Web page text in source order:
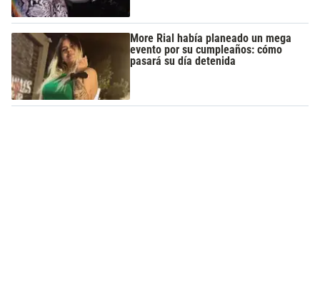
More Rial había planeado un mega
evento por su cumpleaños: cómo
pasará su día detenida